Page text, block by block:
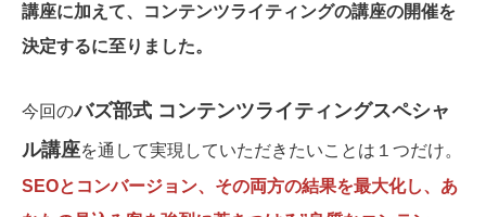
講座に加えて、
コンテンツライティングの講座の開催を
決定するに至りました。
今回のバズ部式 コンテンツライティングスペシャ
ル講座を通して実現していただきたいことは１つだけ。
SEOとコンバージョン、その両方の結果を最大化し、あ